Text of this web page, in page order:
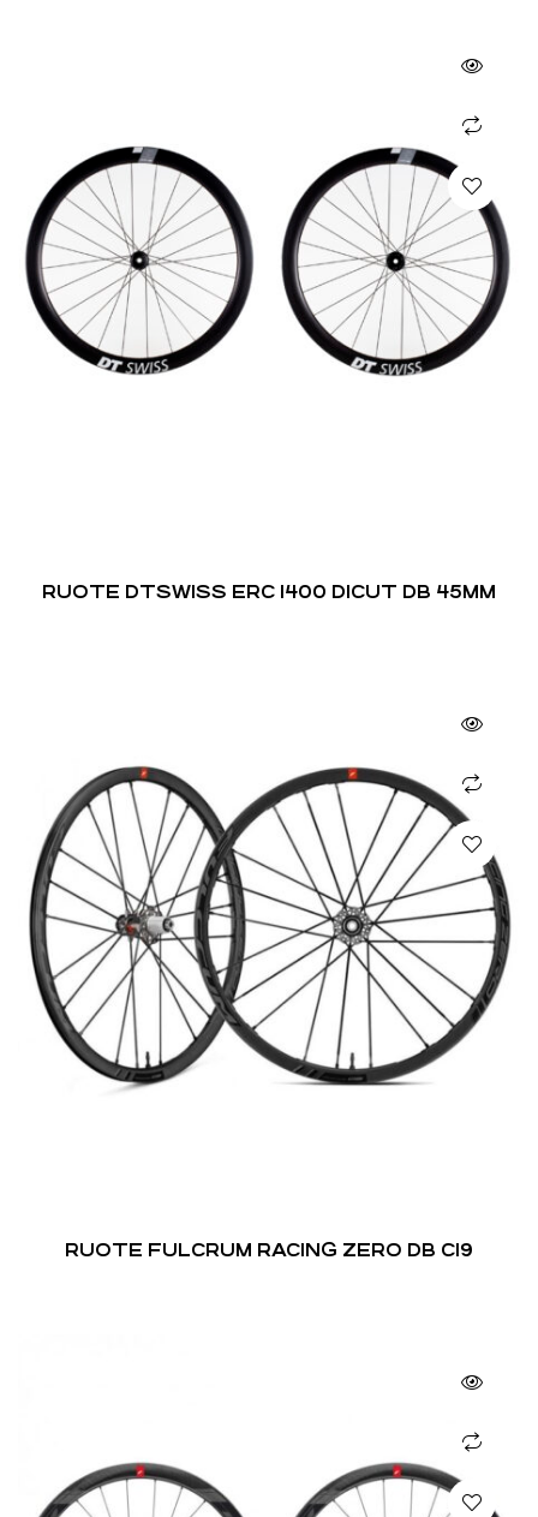
RUOTE DTSWISS ERC 1400 DICUT DB 45MM
RUOTE FULCRUM RACING ZERO DB C19